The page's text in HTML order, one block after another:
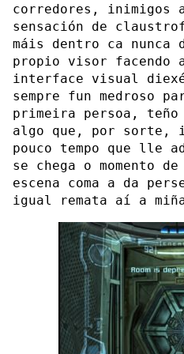
corredores, inimigos
sensación de
máis dentro ca
propio visor facendo
interface visual
sempre fun medroso
primeira persoa, teño
algo que, por sorte,
pouco tempo que lle
se chega o momento
escena coma a da
igual remata aí a